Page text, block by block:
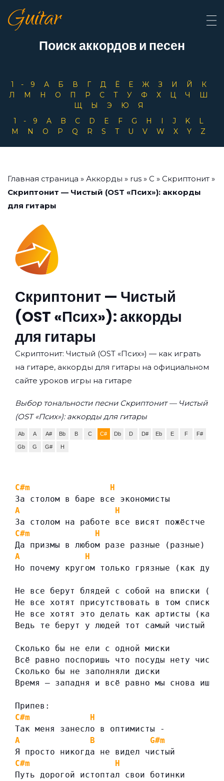
Guitar
Поиск аккордов и песен
1-9 А Б В Г Д Ё Е Ж З И Й
К
Л
М Н О П Р С Т У Ф Х Ц Ч
Ш
Щ
Ы Э Ю
Я
1-9
A B C D E F G H I J K
L
M
N O P Q R S T U V W X Y Z
Главная страница » Аккорды » rus » С » Скриптонит »
Скриптонит — Чистый (OST «Псих»): аккорды
для гитары
Скриптонит — Чистый
(OST «Псих»): аккорды
для гитары
Скриптонит: Чистый (OST «Псих») — как играть
на гитаре, аккорды для гитары на официальном
сайте уроков игры на гитаре
Выбор тональности песни Скриптонит — Чистый
(OST «Псих»): аккорды для гитары
Ab A A# Bb B C C# Db D D# Eb E F F#
Gb G G# H
C#m
H
За столом в баре все экономисты
A
H
За столом на работе все висят пожёстче
C#m
H
Да призмы в любом разе разные (разные)
A
H
Но почему кругом только грязные (как
Не все берут блядей с собой на вписки (на
Не все хотят присутствовать в том списке
Не все хотят это делать как артисты (как
Ведь те берут у людей тот самый чистый
Сколько бы не ели с одной миски
Всё равно поспоришь что посуды нету
Сколько бы не заполняли диски
Время — западня и всё равно мы снова ищем
Припев:
C#m
H
Так меня занесло в оптимисты -
A
B
G#m
Я просто никогда не видел чистый
C#m
H
Путь дорогой истоптал свои ботинки